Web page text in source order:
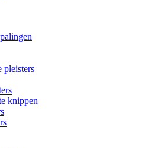
pleisters
knippen